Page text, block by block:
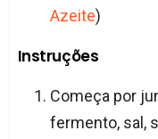
Azeite)
Instruções
Começa por
fermento, sal,